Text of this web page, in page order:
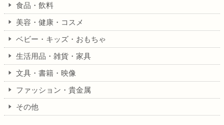
食品・飲料
美容・健康・コスメ
ベビー・キッズ・おもちゃ
生活用品・雑貨・家具
文具・書籍・映像
ファッション・貴金属
その他